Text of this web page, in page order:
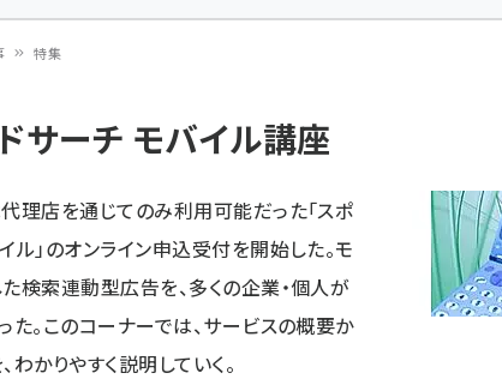
特集
サーチ モバイル講座
理店を通じてのみ利用可能だった「スポ
ル」のオンライン申込受付を開始した。モ
検索連動型広告を、多くの企業・個人が
た。このコーナーでは、サービスの概要か
かりやすく説明していく。